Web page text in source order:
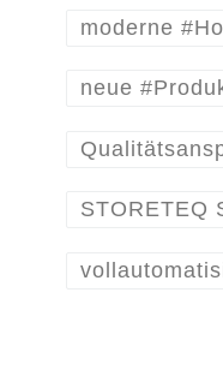
moderne
neue
STORETEQ